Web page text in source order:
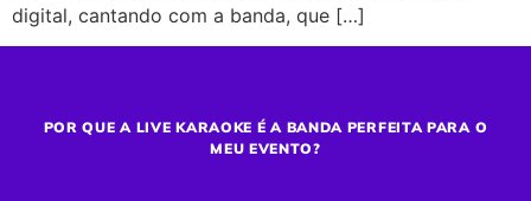
digital, cantando com a banda, que […]
POR QUE A LIVE KARAOKE É A BANDA PERFEITA PARA O
MEU EVENTO?